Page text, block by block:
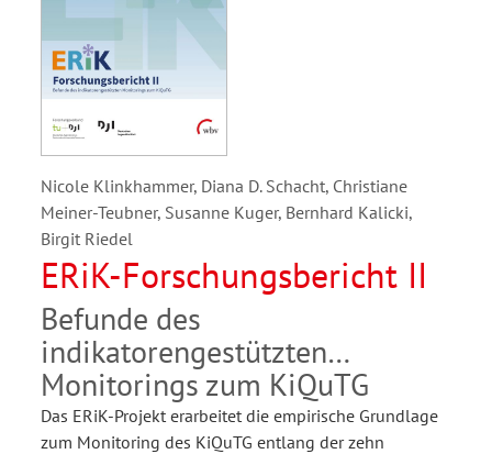
Nicole Klinkhammer, Diana D. Schacht, Christiane
Meiner-Teubner, Susanne Kuger, Bernhard Kalicki,
Birgit Riedel
ERiK-Forschungsbericht II
Befunde des
indikatorengestützten
Monitorings zum KiQuTG
Das ERiK-Projekt erarbeitet die empirische Grundlage
zum Monitoring des KiQuTG entlang der zehn